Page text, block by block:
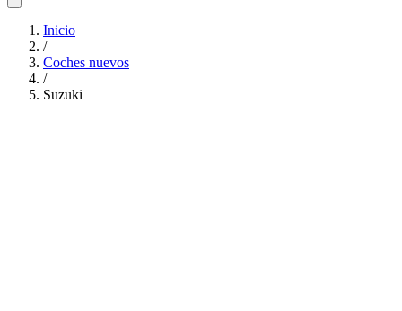
Inicio
/
Coches nuevos
/
Suzuki